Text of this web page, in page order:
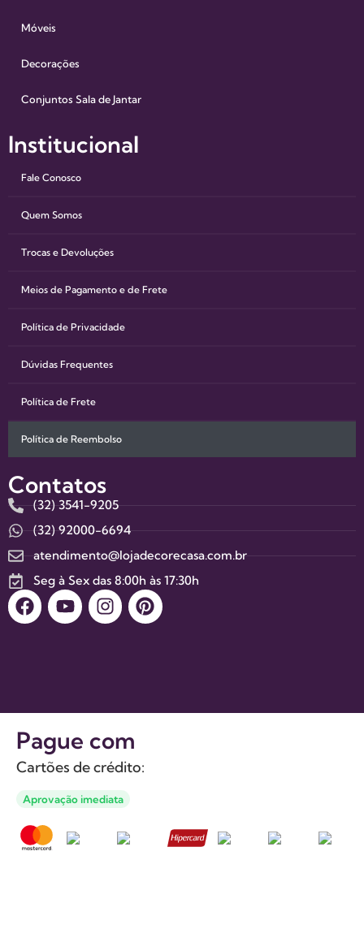
Móveis
Decorações
Conjuntos Sala de Jantar
Institucional
Fale Conosco
Quem Somos
Trocas e Devoluções
Meios de Pagamento e de Frete
Política de Privacidade
Dúvidas Frequentes
Política de Frete
Política de Reembolso
Contatos
(32) 3541-9205
(32) 92000-6694
atendimento@lojadecorecasa.com.br
Seg à Sex das 8:00h às 17:30h
Pague com
Cartões de crédito:
Aprovação imediata